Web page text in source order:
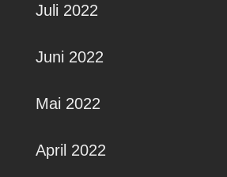
Juli 2022
Juni 2022
Mai 2022
April 2022